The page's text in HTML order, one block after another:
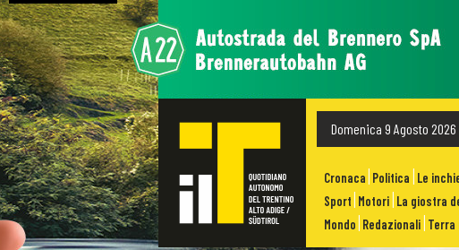
Domenica 9 Agosto 2026
Cronaca Politica Le
Sport Motori La giostra
Mondo Redazionali Terra